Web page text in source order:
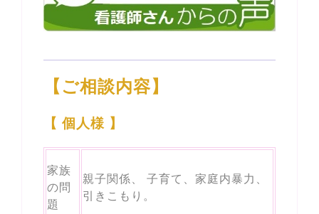
【ご相談内容】
【 個人様 】
家族
の問
題
親子関係、 子育て、家庭内暴力、
引きこもり。